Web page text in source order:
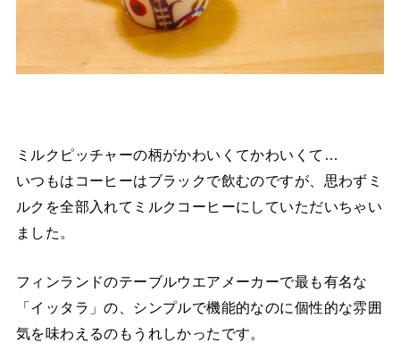
ミルクピッチャーの柄がかわいくてかわいくて…
いつもはコーヒーはブラックで飲むのですが、思わずミ
ルクを全部入れてミルクコーヒーにしていただいちゃい
ました。
フィンランドのテーブルウエアメーカーで最も有名な
「イッタラ」の、シンプルで機能的なのに個性的な雰囲
気を味わえるのもうれしかったです。